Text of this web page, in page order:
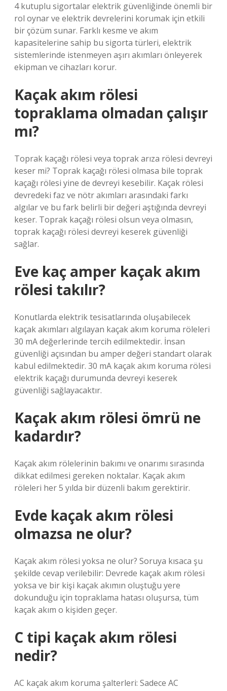
4 kutuplu sigortalar elektrik güvenliğinde önemli bir
rol oynar ve elektrik devrelerini korumak için etkili
bir çözüm sunar. Farklı kesme ve akım
kapasitelerine sahip bu sigorta türleri, elektrik
sistemlerinde istenmeyen aşırı akımları önleyerek
ekipman ve cihazları korur.
Kaçak akım rölesi
topraklama olmadan çalışır
mı?
Toprak kaçağı rölesi veya toprak arıza rölesi devreyi
keser mi? Toprak kaçağı rölesi olmasa bile toprak
kaçağı rölesi yine de devreyi kesebilir. Kaçak rölesi
devredeki faz ve nötr akımları arasındaki farkı
algılar ve bu fark belirli bir değeri aştığında devreyi
keser. Toprak kaçağı rölesi olsun veya olmasın,
toprak kaçağı rölesi devreyi keserek güvenliği
sağlar.
Eve kaç amper kaçak akım
rölesi takılır?
Konutlarda elektrik tesisatlarında oluşabilecek
kaçak akımları algılayan kaçak akım koruma röleleri
30 mA değerlerinde tercih edilmektedir. İnsan
güvenliği açısından bu amper değeri standart olarak
kabul edilmektedir. 30 mA kaçak akım koruma rölesi
elektrik kaçağı durumunda devreyi keserek
güvenliği sağlayacaktır.
Kaçak akım rölesi ömrü ne
kadardır?
Kaçak akım rölelerinin bakımı ve onarımı sırasında
dikkat edilmesi gereken noktalar. Kaçak akım
röleleri her 5 yılda bir düzenli bakım gerektirir.
Evde kaçak akım rölesi
olmazsa ne olur?
Kaçak akım rölesi yoksa ne olur? Soruya kısaca şu
şekilde cevap verilebilir: Devrede kaçak akım rölesi
yoksa ve bir kişi kaçak akımın oluştuğu yere
dokunduğu için topraklama hatası oluşursa, tüm
kaçak akım o kişiden geçer.
C tipi kaçak akım rölesi
nedir?
AC kaçak akım koruma şalterleri: Sadece AC